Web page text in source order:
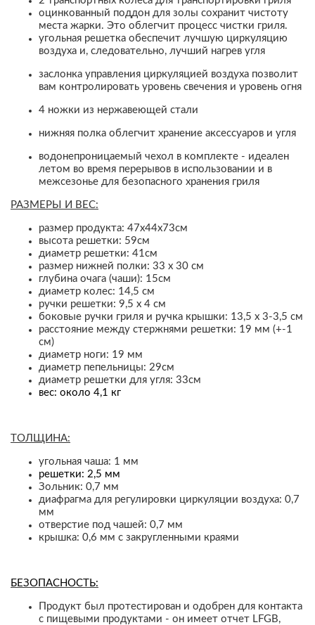
оцинкованный поддон для золы сохранит чистоту
места жарки. Это облегчит процесс чистки гриля.
угольная решетка обеспечит лучшую циркуляцию
воздуха и, следовательно, лучший нагрев угля
заслонка управления циркуляцией воздуха позволит
вам контролировать уровень свечения и уровень огня
4 ножки из нержавеющей стали
нижняя полка облегчит хранение аксессуаров и угля
водонепроницаемый чехол в комплекте - идеален
летом во время перерывов в использовании и в
межсезонье для безопасного хранения гриля
РАЗМЕРЫ И ВЕС:
размер продукта: 47x44x73см
высота решетки: 59см
диаметр решетки: 41см
размер нижней полки: 33 х 30 см
глубина очага (чаши): 15см
диаметр колес: 14,5 см
ручки решетки: 9,5 х 4 см
боковые ручки гриля и ручка крышки: 13,5 x 3-3,5 см
расстояние между стержнями решетки: 19 мм (+-1
см)
диаметр ноги: 19 мм
диаметр пепельницы: 29см
диаметр решетки для угля: 33см
вес: около 4,1 кг
ТОЛЩИНА:
угольная чаша: 1 мм
решетки: 2,5 мм
Зольник: 0,7 мм
диафрагма для регулировки циркуляции воздуха: 0,7
мм
отверстие под чашей: 0,7 мм
крышка: 0,6 мм с закругленными краями
БЕЗОПАСНОСТЬ:
Продукт был протестирован и одобрен для контакта
с пищевыми продуктами - он имеет отчет LFGB,